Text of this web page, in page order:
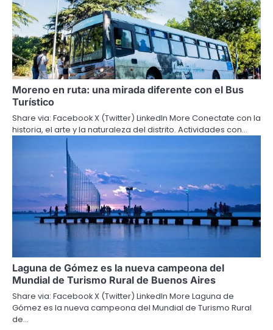
Moreno en ruta: una mirada diferente con el Bus
Turístico
Share via: Facebook X (Twitter) LinkedIn More Conectate con la
historia, el arte y la naturaleza del distrito. Actividades con…
Laguna de Gómez es la nueva campeona del
Mundial de Turismo Rural de Buenos Aires
Share via: Facebook X (Twitter) LinkedIn More Laguna de
Gómez es la nueva campeona del Mundial de Turismo Rural
de…